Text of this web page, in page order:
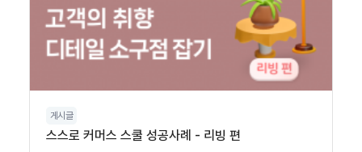
게시글
스스로 커머스 스쿨 성공사례 - 리빙 편